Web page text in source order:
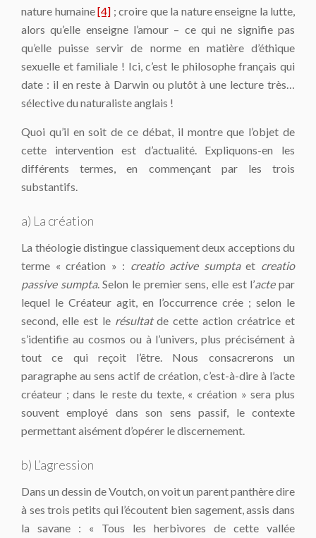
nature humaine[4] ; croire que la nature enseigne la lutte,
alors qu’elle enseigne l’amour – ce qui ne signifie pas
qu’elle puisse servir de norme en matière d’éthique
sexuelle et familiale ! Ici, c’est le philosophe français qui
date : il en reste à Darwin ou plutôt à une lecture très…
sélective du naturaliste anglais !
Quoi qu’il en soit de ce débat, il montre que l’objet de
cette intervention est d’actualité. Expliquons-en les
différents termes, en commençant par les trois
substantifs.
a) La création
La théologie distingue classiquement deux acceptions du
terme « création » : creatio active sumptaet creatio
passive sumpta. Selon le premier sens, elle est l’actepar
lequel le Créateur agit, en l’occurrence crée ; selon le
second, elle est le résultatde cette action créatrice et
s’identifie au cosmos ou à l’univers, plus précisément à
tout ce qui reçoit l’être. Nous consacrerons un
paragraphe au sens actif de création, c’est-à-dire à l’acte
créateur ; dans le reste du texte, « création » sera plus
souvent employé dans son sens passif, le contexte
permettant aisément d’opérer le discernement.
b) L’agression
Dans un dessin de Voutch, on voit un parent panthère dire
à ses trois petits qui l’écoutent bien sagement, assis dans
la savane : « Tous les herbivores de cette vallée